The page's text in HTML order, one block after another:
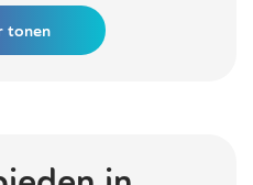
tonen